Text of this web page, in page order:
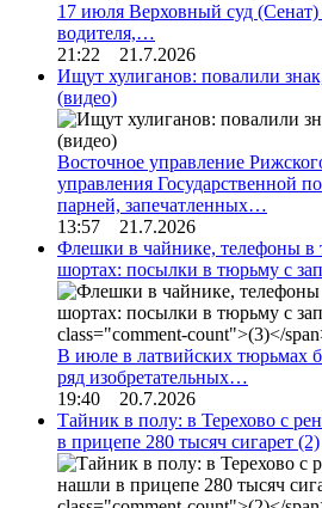
17 июля Верховный суд (Сенат)
водителя,…
21:22 21.7.2026
Ищут хулиганов: повалили
(видео)
Восточное управление
управления Государственной
парней, запечатленных…
13:57 21.7.2026
Флешки в чайнике, телефоны в
шортах: посылки в тюрьму с
В июле в латвийских тюрьмах
ряд изобретательных…
19:40 20.7.2026
Тайник в полу: в Терехово с
в прицепе 280 тысяч сигарет (2)